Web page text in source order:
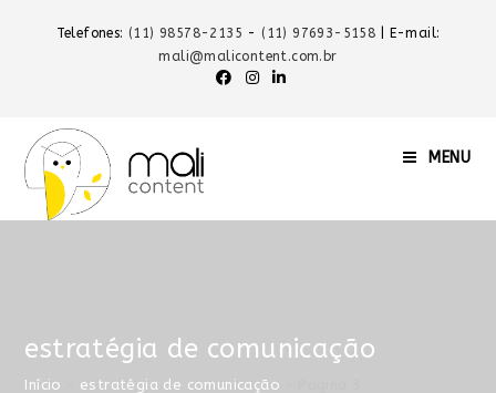
Telefones: (11) 98578-2135 - (11) 97693-5158
| E-mail:
mali@malicontent.com.br
MENU
estratégia de comunicação
Início estratégia de comunicação